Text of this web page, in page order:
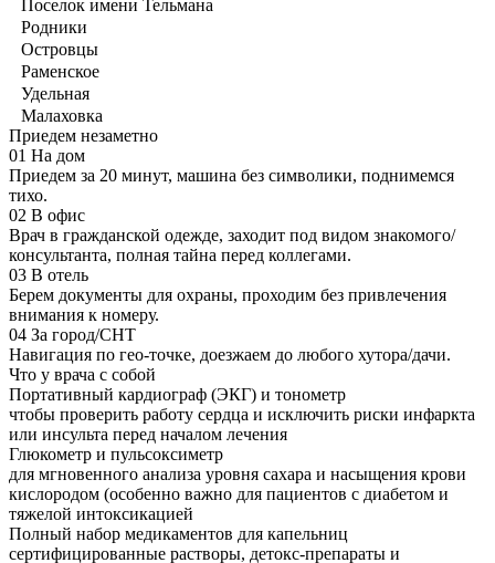
Поселок имени Тельмана
Родники
Островцы
Раменское
Удельная
Малаховка
Приедем незаметно
01 На дом
Приедем за 20 минут, машина без символики, поднимемся
тихо.
02 В офис
Врач в гражданской одежде, заходит под видом знакомого/
консультанта, полная тайна перед коллегами.
03 В отель
Берем документы для охраны, проходим без привлечения
внимания к номеру.
04 За город/СНТ
Навигация по гео-точке, доезжаем до любого хутора/дачи.
Что у врача с собой
Портативный кардиограф (ЭКГ) и тонометр
чтобы проверить работу сердца и исключить риски инфаркта
или инсульта перед началом лечения
Глюкометр и пульсоксиметр
для мгновенного анализа уровня сахара и насыщения крови
кислородом (особенно важно для пациентов с диабетом и
тяжелой интоксикацией
Полный набор медикаментов для капельниц
сертифицированные растворы, детокс-препараты и